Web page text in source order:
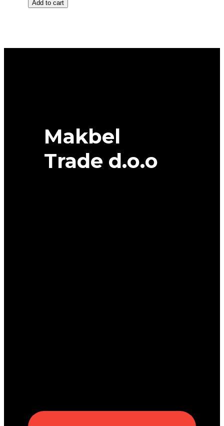
XLAdd to cart
Makbel
Trade d.o.o